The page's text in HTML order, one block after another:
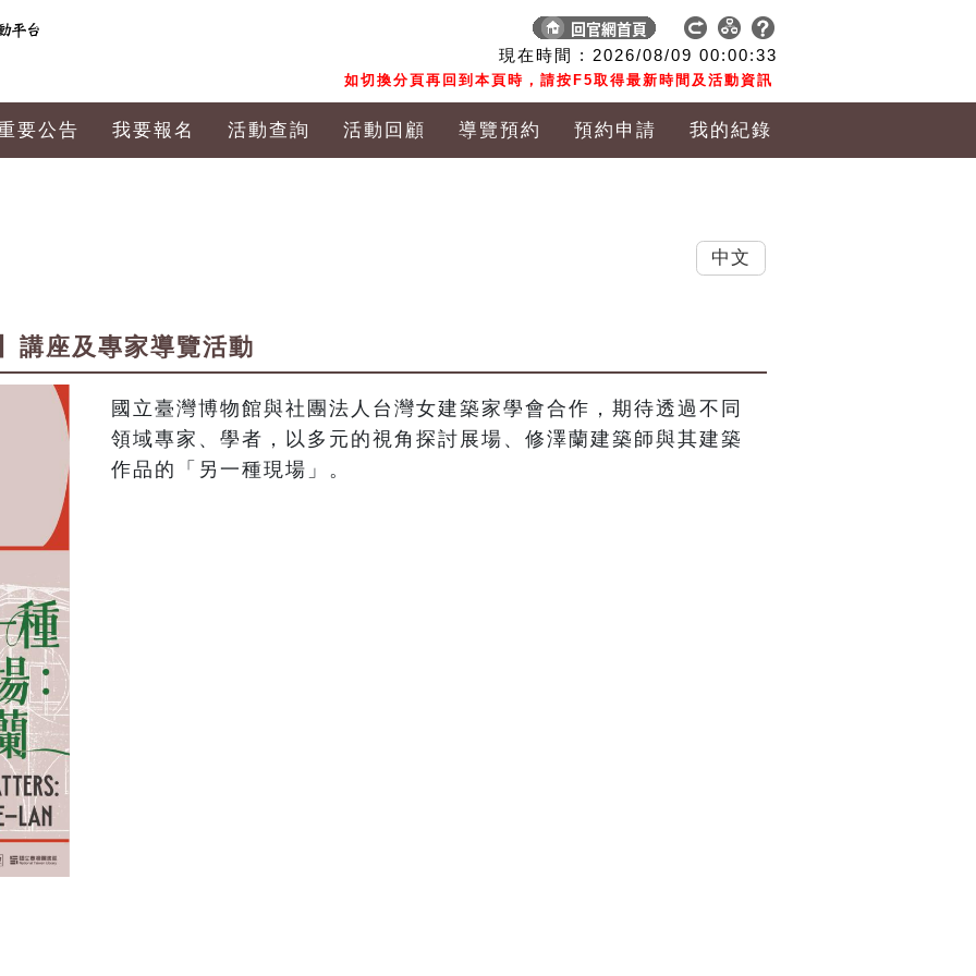
現在時間 : 2026/08/09 00:00:34
如切換分頁再回到本頁時，請按F5取得最新時間及活動資訊
要公告 我要報名 活動查詢 活動回顧 導覽預約 預約申請 我的紀錄
講座及專家導覽活動
國立臺灣博物館與社團法人台灣女建築家學會合作，期待透過不同
領域專家、學者，以多元的視角探討展場、修澤蘭建築師與其建築
作品的「另一種現場」。